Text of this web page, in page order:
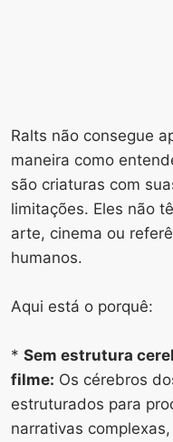
Ralts não consegue
maneira como
são criaturas com
limitações. Eles não
arte, cinema ou
humanos.
Aqui está o porquê:
* Sem estrutura
filme: Os cérebros
estruturados para
narrativas